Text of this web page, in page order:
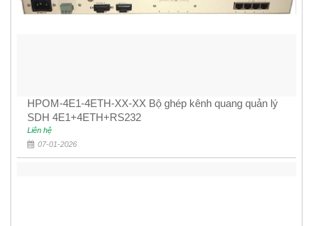
HPOM-4E1-4ETH-XX-XX Bộ ghép kênh quang quản lý
SDH 4E1+4ETH+RS232
Liên hệ
07-01-2026